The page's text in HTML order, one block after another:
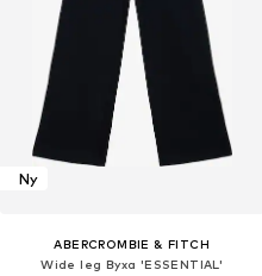
Ny
ABERCROMBIE & FITCH
Wide leg Byxa 'ESSENTIAL'